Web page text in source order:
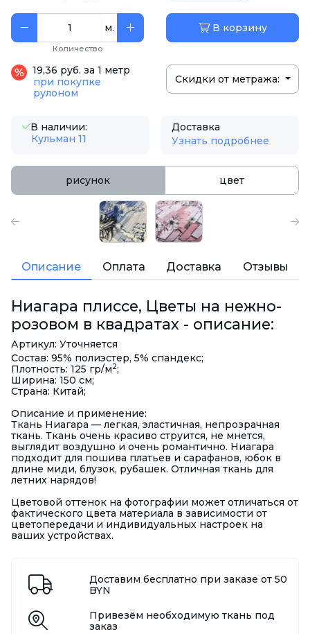
м.
Количество
В корзину
19,36 руб. за 1 метр
при покупке
рулоном
Скидки от метража:
В наличии:
Кульман 11
Доставка
Узнать подробнее
рисунок цвет
Описание Оплата Доставка Отзывы
Ниагара плиссе, Цветы на нежно-
розовом в квадратах - описание:
Артикул: Уточняется
Состав: 95% полиэстер, 5% спандекс;
Плотность: 125 гр/м2;
Ширина: 150 см;
Страна: Китай;
Описание и применение:
Ткань Ниагара — легкая, эластичная, непрозрачная
ткань. Ткань очень красиво струится, не мнется,
выглядит воздушно и очень романтично. Ниагара
подходит для пошива платьев и сарафанов, юбок в
длине миди, блузок, рубашек. Отличная ткань для
летних нарядов!
Цветовой оттенок на фотографии может отличаться от
фактического цвета материала в зависимости от
цветопередачи и индивидуальных настроек на
ваших устройствах.
Доставим бесплатно при заказе от 50
BYN
Привезём необходимую ткань под
заказ